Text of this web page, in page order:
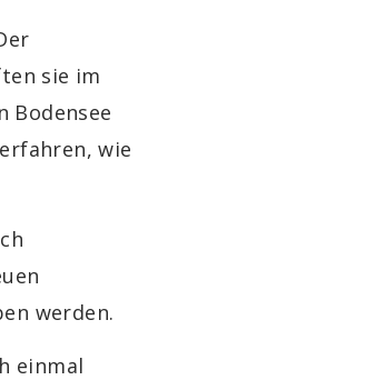
sie im
Bodensee
wie
werden.
einmal